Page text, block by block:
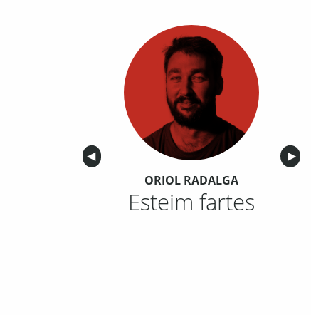
Anterior
◀︎ ▶︎
ORIOL RADALGA
Esteim fartes